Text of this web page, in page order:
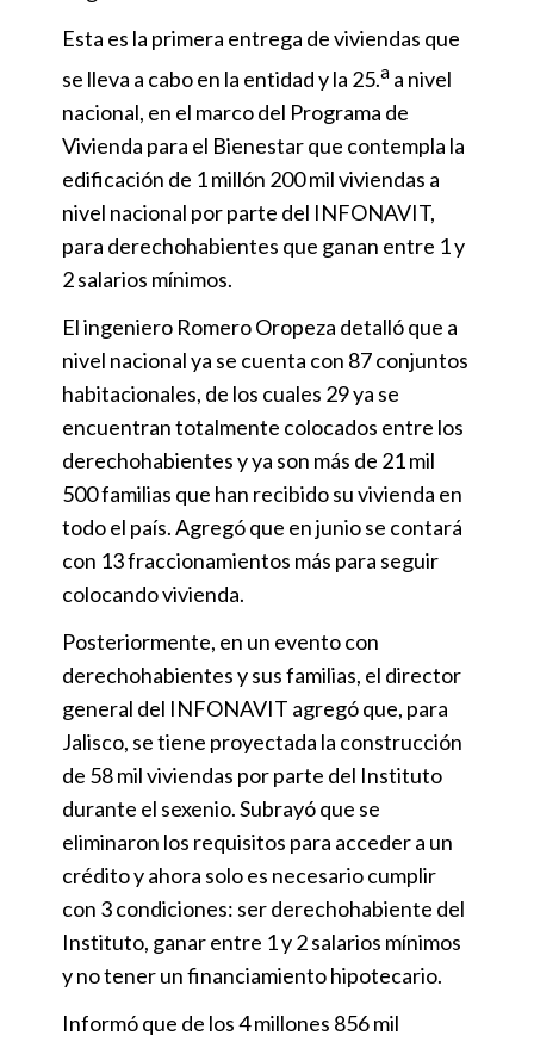
Esta es la primera entrega de viviendas que
se lleva a cabo en la entidad y la 25.a a nivel
nacional, en el marco del Programa de
Vivienda para el Bienestar que contempla la
edificación de 1 millón 200 mil viviendas a
nivel nacional por parte del INFONAVIT,
para derechohabientes que ganan entre 1 y
2 salarios mínimos.
El ingeniero Romero Oropeza detalló que a
nivel nacional ya se cuenta con 87 conjuntos
habitacionales, de los cuales 29 ya se
encuentran totalmente colocados entre los
derechohabientes y ya son más de 21 mil
500 familias que han recibido su vivienda en
todo el país. Agregó que en junio se contará
con 13 fraccionamientos más para seguir
colocando vivienda.
Posteriormente, en un evento con
derechohabientes y sus familias, el director
general del INFONAVIT agregó que, para
Jalisco, se tiene proyectada la construcción
de 58 mil viviendas por parte del Instituto
durante el sexenio. Subrayó que se
eliminaron los requisitos para acceder a un
crédito y ahora solo es necesario cumplir
con 3 condiciones: ser derechohabiente del
Instituto, ganar entre 1 y 2 salarios mínimos
y no tener un financiamiento hipotecario.
Informó que de los 4 millones 856 mil